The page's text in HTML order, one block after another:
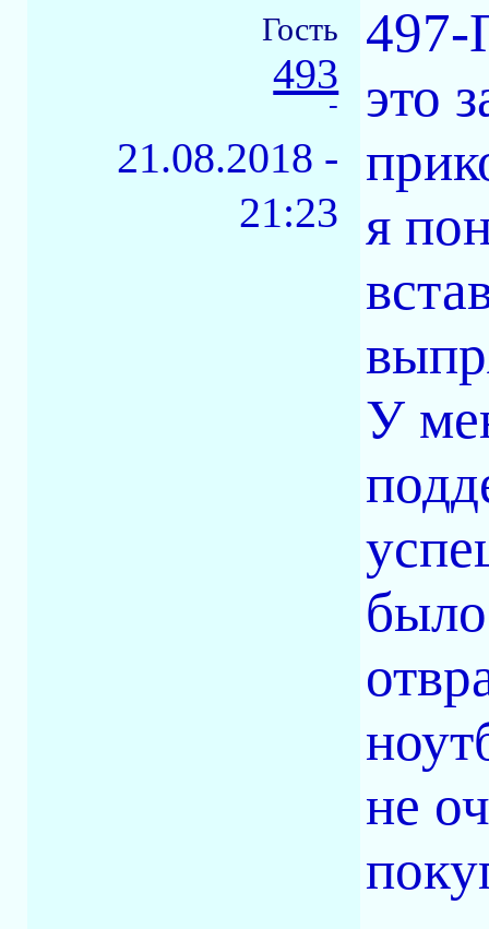
Гость
493
-
21.08.2018 -
21:23
497-
это
я
У
не